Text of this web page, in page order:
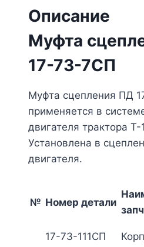
Описание
Муфта
17-73-7СП
Муфта сцепления ПД
применяется в
двигателя трактора
Установлена в
двигателя.
№ Номер детали
17-73-111СП